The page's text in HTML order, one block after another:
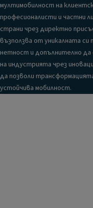
мултимобилност на
професионалисти и частни
страни чрез директно
възползва от уникалната
нетност и допълнително
на индустрията чрез
да позволи
устойчива мобилност.